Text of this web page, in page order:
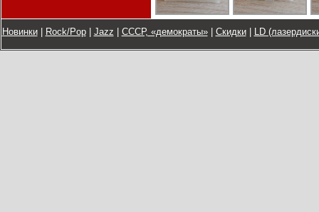
Новинки| Rock/Pop| Jazz СССР, «демократы»| Скидки| LD